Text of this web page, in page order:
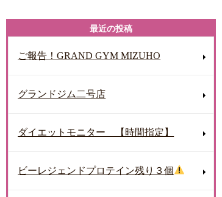
最近の投稿
ご報告！GRAND GYM MIZUHO
グランドジム二号店
ダイエットモニター 【時間指定】
ビーレジェンドプロテイン残り３個